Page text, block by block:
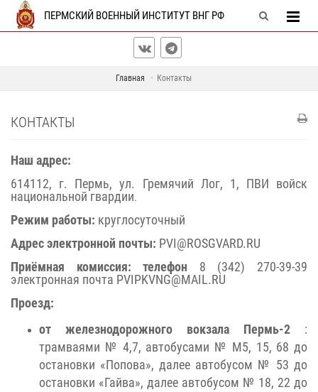
ПЕРМСКИЙ ВОЕННЫЙ ИНСТИТУТ ВНГ РФ
Главная Контакты
КОНТАКТЫ
Наш адрес:
614112, г. Пермь, ул. Гремячий Лог, 1, ПВИ войск
национальной гвардии.
Режим работы: круглосуточный
Адрес электронной почты: PVI@ROSGVARD.RU
Приёмная комиссия: телефон 8 (342) 270-39-39
электронная почта PVIPKVNG@MAIL.RU
Проезд:
от железнодорожного вокзала Пермь-2 :
трамваями № 4,7, автобусами № М5, 15, 68 до
остановки «Попова», далее автобусом № 53 до
остановки «Гайва», далее автобусом № 18, 22 до